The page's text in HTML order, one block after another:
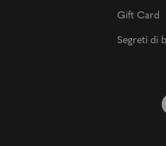
Gift Card
Segreti di